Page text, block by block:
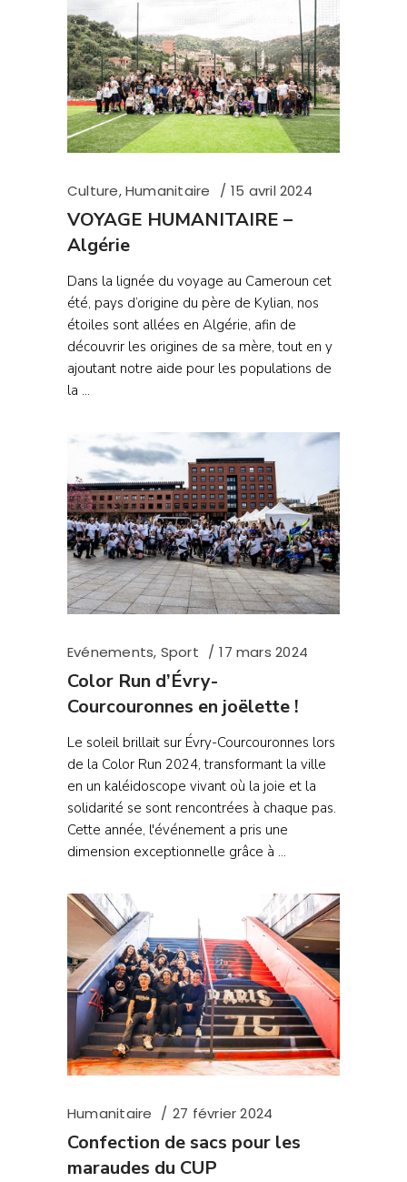
Culture,Humanitaire 15 avril 2024
VOYAGE HUMANITAIRE –
Algérie
Dans la lignée du voyage au Cameroun cet
été, pays d’origine du père de Kylian, nos
étoiles sont allées en Algérie, afin de
découvrir les origines de sa mère, tout en y
ajoutant notre aide pour les populations de
la
Evénements, Sport 17 mars 2024
Color Run d’Évry-
Courcouronnes en joëlette !
Le soleil brillait sur Évry-Courcouronnes lors
de la Color Run 2024, transformant la ville
en un kaléidoscope vivant où la joie et la
solidarité se sont rencontrées à chaque pas.
Cette année, l'événement a pris une
dimension exceptionnelle grâce à
Humanitaire 27 février 2024
Confection de sacs pour les
maraudes du CUP